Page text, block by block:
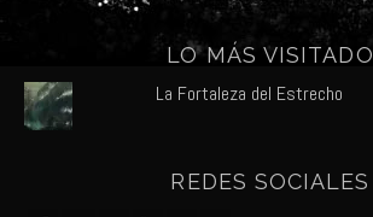
LO MÁS VISITADO
La Fortaleza del Estrecho
REDES SOCIALES